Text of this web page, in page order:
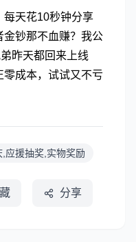
每天花10秒钟分享
金钞那不血赚？我公
昨天都回来上线
成本，试试又不亏
应援抽奖,实物奖励
分享